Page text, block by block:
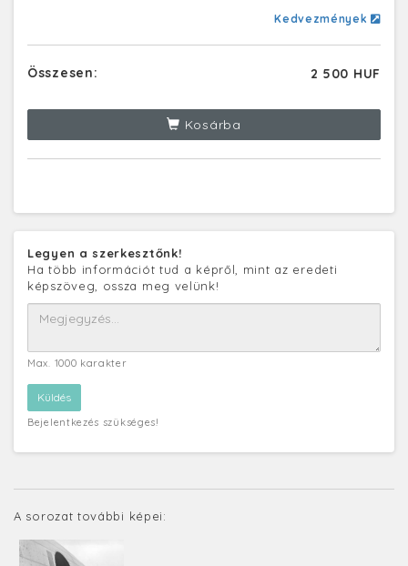
Kedvezmények
Összesen: 2 500 HUF
Kosárba
Legyen a szerkesztőnk!
Ha több információt tud a képről, mint az eredeti
képszöveg, ossza meg velünk!
Max. 1000 karakter
Bejelentkezés szükséges!
A sorozat további képei: